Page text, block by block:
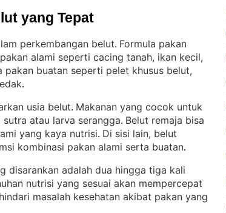
yang Tepat
perkembangan belut. Formula pakan
alami seperti cacing tanah, ikan kecil,
buatan seperti pelet khusus belut,
.
usia belut. Makanan yang cocok untuk
atau larva serangga. Belut remaja bisa
yang kaya nutrisi. Di sisi lain, belut
kombinasi pakan alami serta buatan.
disarankan adalah dua hingga tiga kali
nutrisi yang sesuai akan mempercepat
masalah kesehatan akibat pakan yang